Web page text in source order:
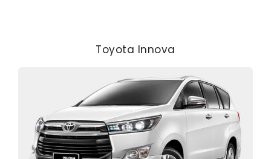
Toyota Innova